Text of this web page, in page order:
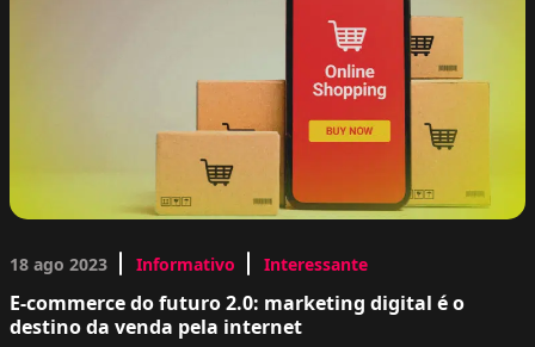
18 ago 2023 Informativo Interessante
E-commerce do futuro 2.0: marketing digital é o
destino da venda pela internet